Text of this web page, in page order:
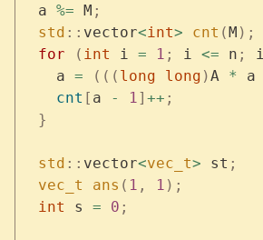
  a
%= M ;
  std
:: vector<int> cnt (M );
  for
( int i = 1 ; i <= n ; i
    a
= ((( long long )A * a
    cnt
[ a - 1 ] ++ ;
  }
  std
:: vector<vec_t> st ;
  vec_t
ans ( 1 , 1 );
  int
s = 0 ;